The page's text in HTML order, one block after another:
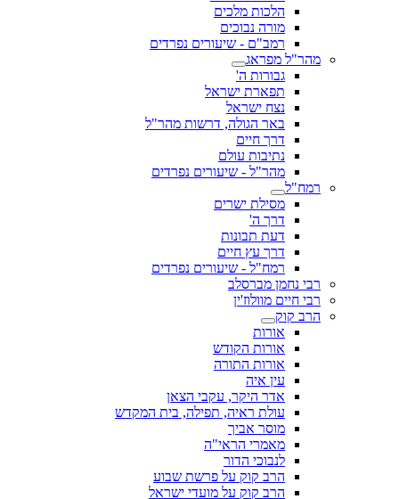
הלכות מלכים
מורה נבוכים
רמב"ם - שיעורים נפרדים
מהר"ל מפראג
גבורות ה'
תפארת ישראל
נצח ישראל
באר הגולה, דרשות מהר"ל
דרך חיים
נתיבות עולם
מהר"ל - שיעורים נפרדים
רמח"ל
מסילת ישרים
דרך ה'
דעת תבונות
דרך עץ חיים
רמח"ל - שיעורים נפרדים
רבי נחמן מברסלב
רבי חיים מוולוז'ין
הרב קוק
אורות
אורות הקודש
אורות התורה
עין איה
אדר היקר, עקבי הצאן
עולת ראיה, תפילה, בית המקדש
מוסר אביך
מאמרי הראי"ה
לנבוכי הדור
הרב קוק על פרשת שבוע
הרב קוק על מועדי ישראל